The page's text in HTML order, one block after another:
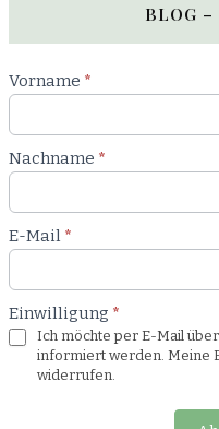
BLOG –
Newsletter
Blog
Vorname *
Nachname *
E-Mail *
Einwilligung *
Ich möchte per E-Mail
informiert werden. Meine
widerrufen.